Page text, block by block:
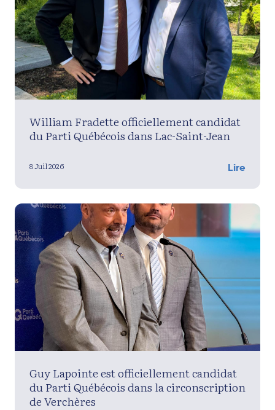
William Fradette officiellement candidat
du Parti Québécois dans Lac-Saint-Jean
8 Juil 2026 Lire
Guy Lapointe est officiellement candidat
du Parti Québécois dans la circonscription
de Verchères